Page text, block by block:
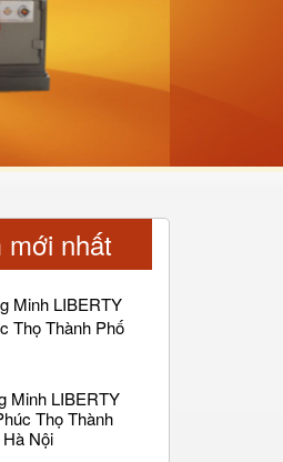
mới nhất
Minh LIBERTY
Thọ Thành
Nội